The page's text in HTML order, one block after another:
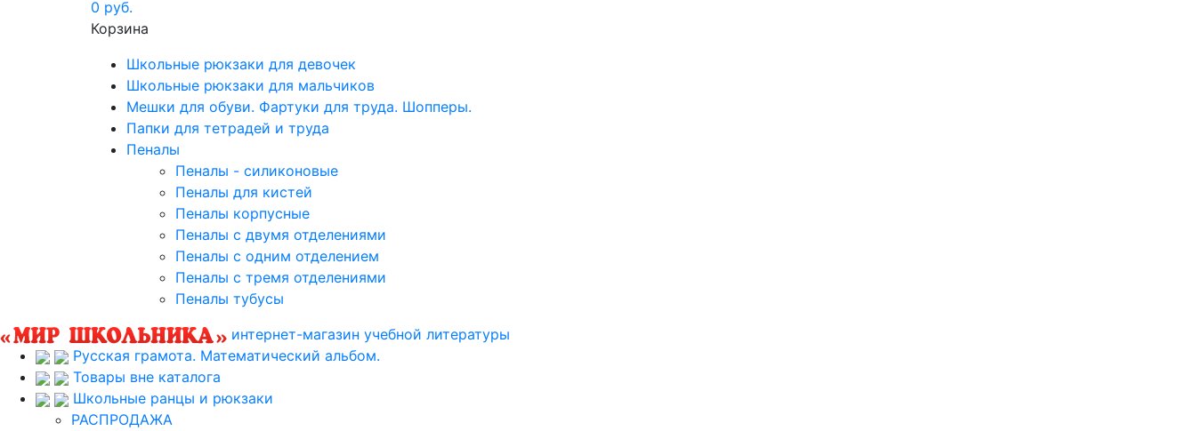
0 руб.
Корзина
Школьные рюкзаки для девочек
Школьные рюкзаки для мальчиков
Мешки для обуви. Фартуки для труда. Шопперы.
Папки для тетрадей и труда
Пеналы
Пеналы - силиконовые
Пеналы для кистей
Пеналы корпусные
Пеналы с двумя отделениями
Пеналы с одним отделением
Пеналы с тремя отделениями
Пеналы тубусы
интернет-магазин учебной литературы
Русская грамота. Математический альбом.
Товары вне каталога
Школьные ранцы и рюкзаки
РАСПРОДАЖА